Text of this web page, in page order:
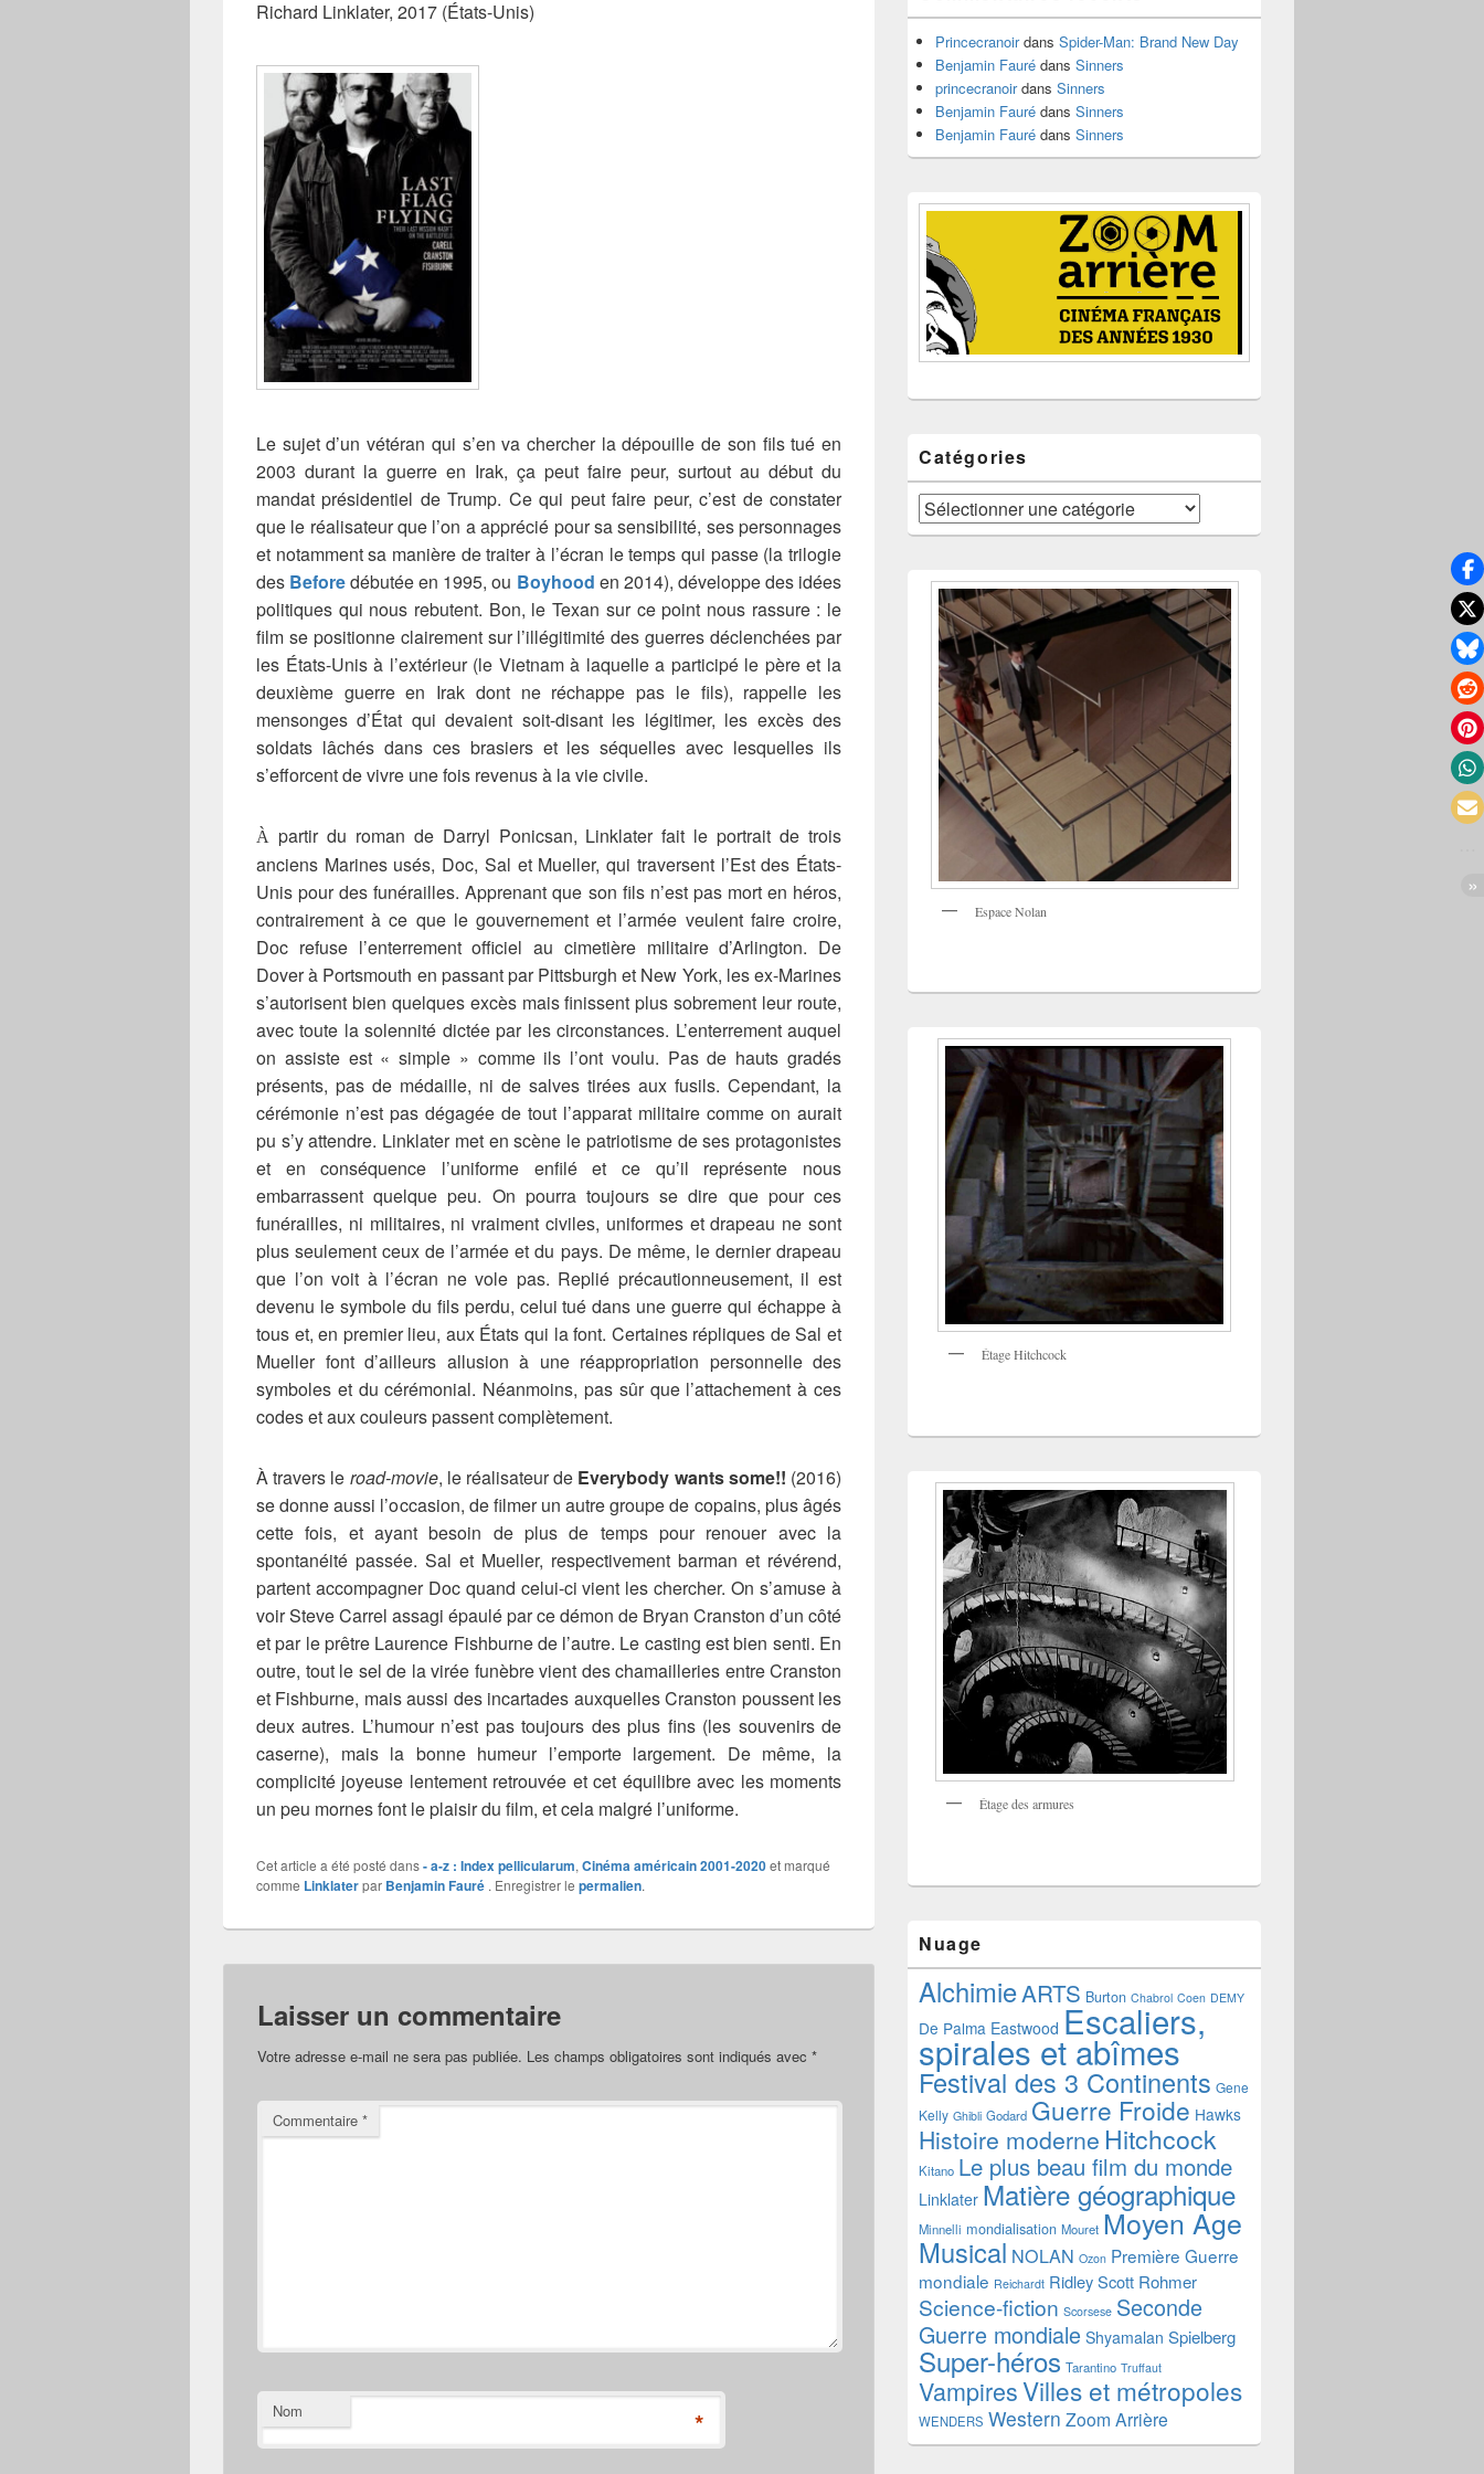
Richard Linklater, 2017 (États-Unis)
Le sujet d’un vétéran qui s’en va chercher la dépouille de son fils tué en
2003 durant la guerre en Irak, ça peut faire peur, surtout au début du
mandat présidentiel de Trump. Ce qui peut faire peur, c’est de constater
que le réalisateur que l’on a apprécié pour sa sensibilité, ses personnages
et notamment sa manière de traiter à l’écran le temps qui passe (la trilogie
des Beforedébutée en 1995, ou Boyhood en 2014), développe des idées
politiques qui nous rebutent. Bon, le Texan sur ce point nous rassure : le
film se positionne clairement sur l’illégitimité des guerres déclenchées par
les États-Unis à l’extérieur (le Vietnam à laquelle a participé le père et la
deuxième guerre en Irak dont ne réchappe pas le fils), rappelle les
mensonges d’État qui devaient soit-disant les légitimer, les excès des
soldats lâchés dans ces brasiers et les séquelles avec lesquelles ils
s’efforcent de vivre une fois revenus à la vie civile.
À partir du roman de Darryl Ponicsan, Linklater fait le portrait de trois
anciens Marines usés, Doc, Sal et Mueller, qui traversent l’Est des États-
Unis pour des funérailles. Apprenant que son fils n’est pas mort en héros,
contrairement à ce que le gouvernement et l’armée veulent faire croire,
Doc refuse l’enterrement officiel au cimetière militaire d’Arlington. De
Dover à Portsmouth en passant par Pittsburgh et New York, les ex-Marines
s’autorisent bien quelques excès mais finissent plus sobrement leur route,
avec toute la solennité dictée par les circonstances. L’enterrement auquel
on assiste est « simple » comme ils l’ont voulu. Pas de hauts gradés
présents, pas de médaille, ni de salves tirées aux fusils. Cependant, la
cérémonie n’est pas dégagée de tout l’apparat militaire comme on aurait
pu s’y attendre. Linklater met en scène le patriotisme de ses protagonistes
et en conséquence l’uniforme enfilé et ce qu’il représente nous
embarrassent quelque peu. On pourra toujours se dire que pour ces
funérailles, ni militaires, ni vraiment civiles, uniformes et drapeau ne sont
plus seulement ceux de l’armée et du pays. De même, le dernier drapeau
que l’on voit à l’écran ne vole pas. Replié précautionneusement, il est
devenu le symbole du fils perdu, celui tué dans une guerre qui échappe à
tous et, en premier lieu, aux États qui la font. Certaines répliques de Sal et
Mueller font d’ailleurs allusion à une réappropriation personnelle des
symboles et du cérémonial. Néanmoins, pas sûr que l’attachement à ces
codes et aux couleurs passent complètement.
À travers le road-movie, le réalisateur de Everybody wants some!! (2016)
se donne aussi l’occasion, de filmer un autre groupe de copains, plus âgés
cette fois, et ayant besoin de plus de temps pour renouer avec la
spontanéité passée. Sal et Mueller, respectivement barman et révérend,
partent accompagner Doc quand celui-ci vient les chercher. On s’amuse à
voir Steve Carrel assagi épaulé par ce démon de Bryan Cranston d’un côté
et par le prêtre Laurence Fishburne de l’autre. Le casting est bien senti. En
outre, tout le sel de la virée funèbre vient des chamailleries entre Cranston
et Fishburne, mais aussi des incartades auxquelles Cranston poussent les
deux autres. L’humour n’est pas toujours des plus fins (les souvenirs de
caserne), mais la bonne humeur l’emporte largement. De même, la
complicité joyeuse lentement retrouvée et cet équilibre avec les moments
un peu mornes font le plaisir du film, et cela malgré l’uniforme.
Cet article a été posté dans- a-z : Index pellicularum, Cinéma américain 2001-2020et marqué
comme Linklaterpar Benjamin Fauré . Enregistrer le permalien.
Laisser un commentaire
Votre adresse e-mail ne sera pas publiée. Les champs obligatoires sont indiqués avec *
Commentaire *
Nom *
latérale
Princecranoirdans Spider-Man: Brand New Day
Benjamin Fauré dans Sinners
princecranoirdans Sinners
Benjamin Fauré dans Sinners
Benjamin Fauré dans Sinners
Catégories
Catégories
Espace Nolan
Étage Hitchcock
Étage des armures
Nuage
AlchimieARTS Burton Chabrol Coen DEMY
De Palma Eastwood Escaliers,
spirales et abîmes
Festival des 3 Continents Gene
Kelly Ghibli Godard Guerre Froide Hawks
Histoire moderne Hitchcock
Kitano Le plus beau film du monde
Linklater Matière géographique
Minnelli mondialisation Mouret Moyen Age
Musical NOLAN Ozon Première Guerre
mondiale Reichardt Ridley Scott Rohmer
Science-fiction Scorsese Seconde
Guerre mondiale Shyamalan Spielberg
Super-héros Tarantino Truffaut
VampiresVilles et métropoles
WENDERS Western Zoom Arrière